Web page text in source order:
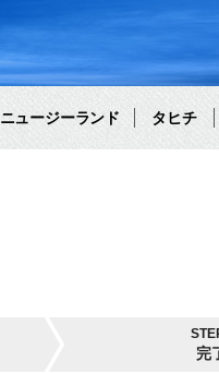
ニュージーランド タヒチ
完